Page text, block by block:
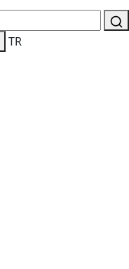
TR